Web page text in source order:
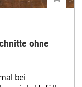
ohne
bei